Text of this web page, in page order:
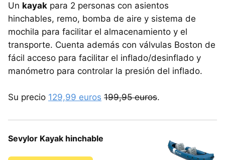
Un kayak para 2 personas con asientos
hinchables, remo, bomba de aire y sistema de
mochila para facilitar el almacenamiento y el
transporte. Cuenta además con válvulas Boston de
fácil acceso para facilitar el inflado/desinflado y
manómetro para controlar la presión del inflado.
Su precio 129,99 euros 199,95 euros.
Sevylor Kayak hinchable